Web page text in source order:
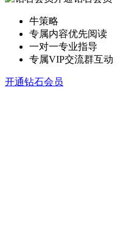
牛策略
专属内容优先阅读
一对一专业指导
专属VIP交流群互动
开通钻石会员